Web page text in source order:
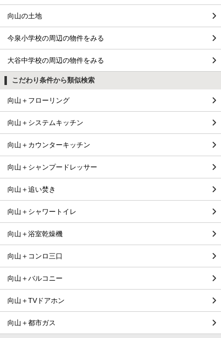
向山の土地
今泉小学校の周辺の物件をみる
大谷中学校の周辺の物件をみる
こだわり条件から類似検索
向山＋フローリング
向山＋システムキッチン
向山＋カウンターキッチン
向山＋シャンプードレッサー
向山＋追い焚き
向山＋シャワートイレ
向山＋浴室乾燥機
向山＋コンロ三口
向山＋バルコニー
向山＋TVドアホン
向山＋都市ガス